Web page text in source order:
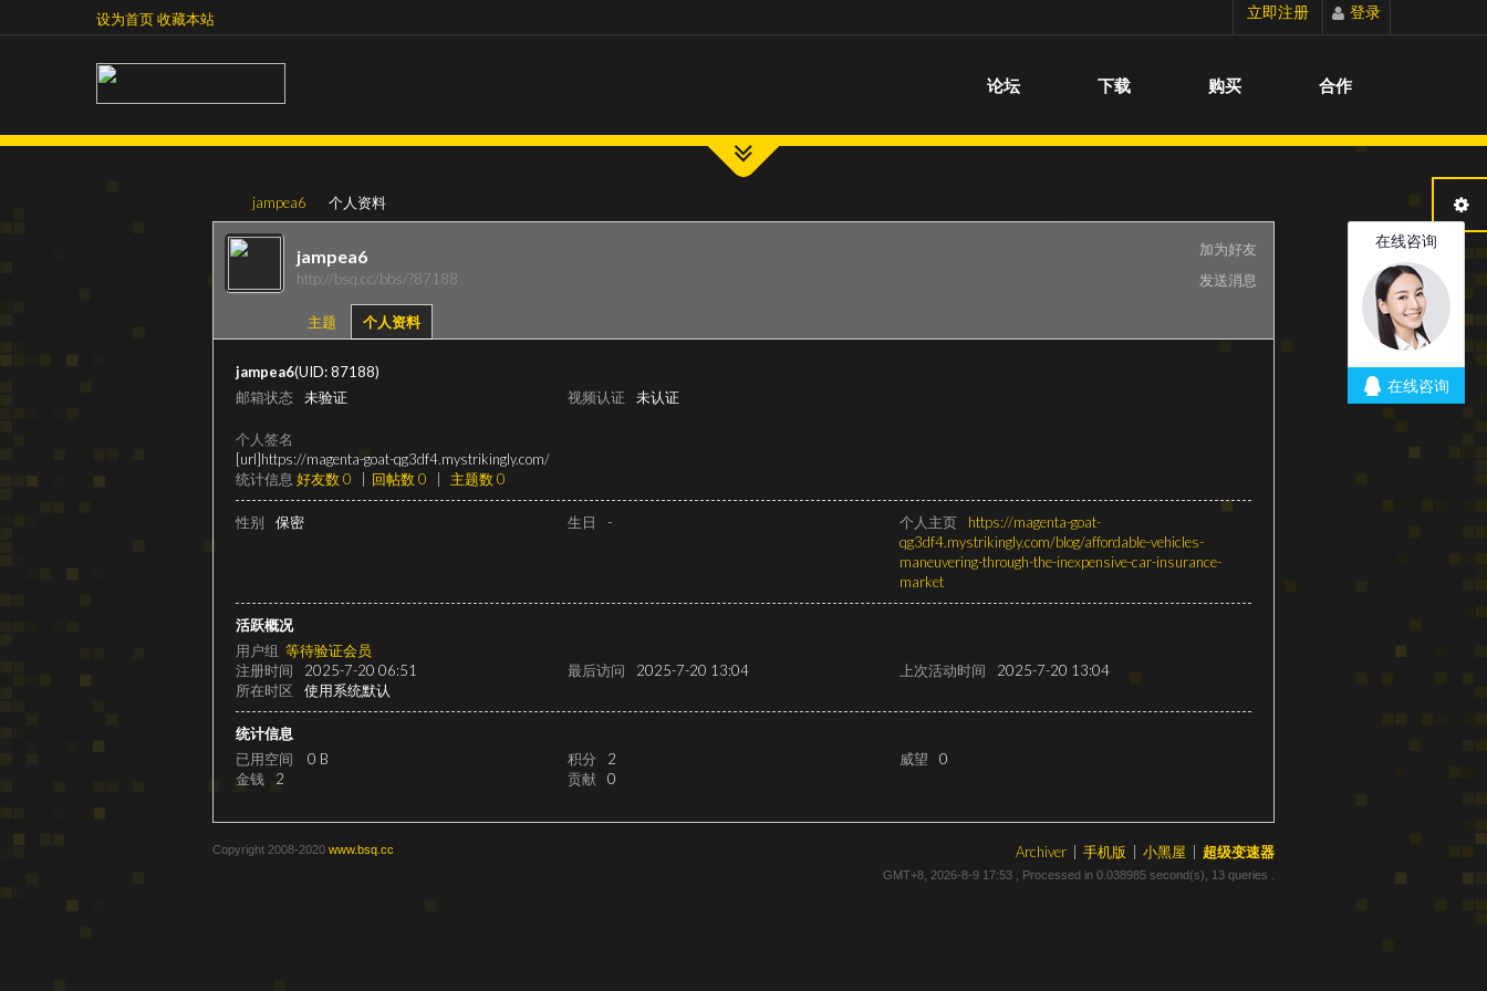
切换到宽版
设为首页收藏本站 立即注册 登录
论坛 下载 购买 合作
›
jampea6 个人资料
加为好友
发送消息
jampea6
http://bsq.cc/bbs/?87188
主题 个人资料
jampea6(UID: 87188)
邮箱状态
未验证 视频认证 未认证
个人签名
[url]https://magenta-goat-qg3df4.mystrikingly.com/
统计信息 好友数 0 回帖数 0 主题数 0
性别 保密 生日 - 个人主页
https://magenta-goat-
qg3df4.mystrikingly.com/blog/affordable-vehicles-
maneuvering-through-the-inexpensive-car-insurance-
market
活跃概况
用户组 等待验证会员
注册时间
2025-7-20 06:51 最后访问 2025-7-20 13:04 上次活动时间
2025-7-20 13:04
所在时区
使用系统默认
统计信息
已用空间
0 B 积分 2 威望
0
金钱
2 贡献 0
Archiver 手机版 小黑屋 超级变速器
GMT+8, 2026-8-9 17:53 , Processed in 0.038985 second(s), 13 queries .
Copyright 2008-2020 www.bsq.cc